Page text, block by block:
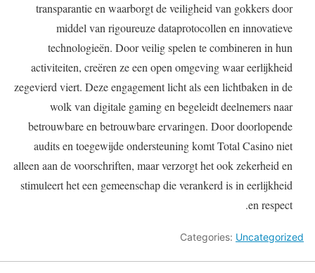
transparantie en waarborgt de veiligheid van gokkers door
middel van rigoureuze dataprotocollen en innovatieve
technologieën. Door veilig spelen te combineren in hun
activiteiten, creëren ze een open omgeving waar eerlijkheid
zegevierd viert. Deze engagement licht als een lichtbaken in de
wolk van digitale gaming en begeleidt deelnemers naar
betrouwbare en betrouwbare ervaringen. Door doorlopende
audits en toegewijde ondersteuning komt Total Casino niet
alleen aan de voorschriften, maar verzorgt het ook zekerheid en
stimuleert het een gemeenschap die verankerd is in eerlijkheid
en respect.
Categories: Uncategorized